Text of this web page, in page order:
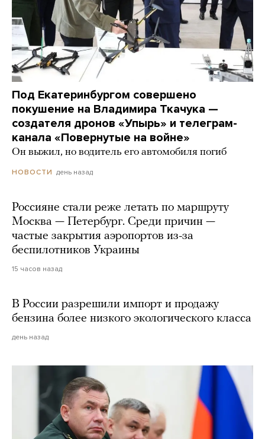
Под Екатеринбургом совершено
покушение на Владимира Ткачука —
создателя дронов «Упырь» и телеграм-
канала «Повернутые на войне»
Он выжил, но водитель его автомобиля погиб
НОВОСТИ день назад
Россияне стали реже летать по маршруту
Москва — Петербург. Среди причин —
частые закрытия аэропортов из-за
беспилотников Украины
15 часов назад
В России разрешили импорт и продажу
бензина более низкого экологического класса
день назад